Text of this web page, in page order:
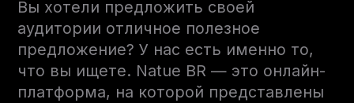
Вы хотели предложить своей
аудитории отличное полезное
предложение? У нас есть именно то,
что вы ищете. Natue BR — это онлайн-
платформа, на которой представлены